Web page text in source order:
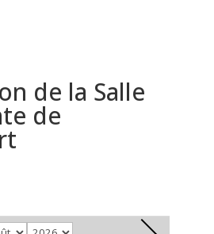
de la Salle
de